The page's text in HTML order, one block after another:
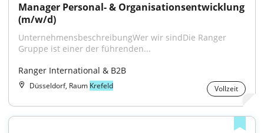
Manager Personal- & Organisationsentwicklung
(m/w/d)
UnternehmensbeschreibungWer wir sindDie Ranger
Gruppe ist einer der führenden...
Ranger International & B2B
Düsseldorf, Raum Krefeld Vollzeit